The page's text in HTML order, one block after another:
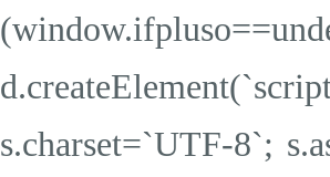
s.charset=`UTF-8`;